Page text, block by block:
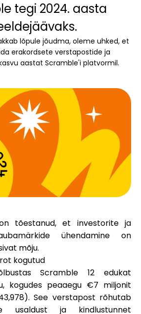
galerii
Brändi valik
ajalugu
Blogi
ühendust
tegi 2024. aasta
lõpule jõudma, oleme uhked, et
erakordsete verstapostide ja
aastat Scramble'i platvormil.
tõestanud, et investorite ja
ühendamine on
mõju.
kogutud
Scramble 12 edukat
kogudes peaaegu €7 miljonit
See verstapost rõhutab
usaldust ja kindlustunnet